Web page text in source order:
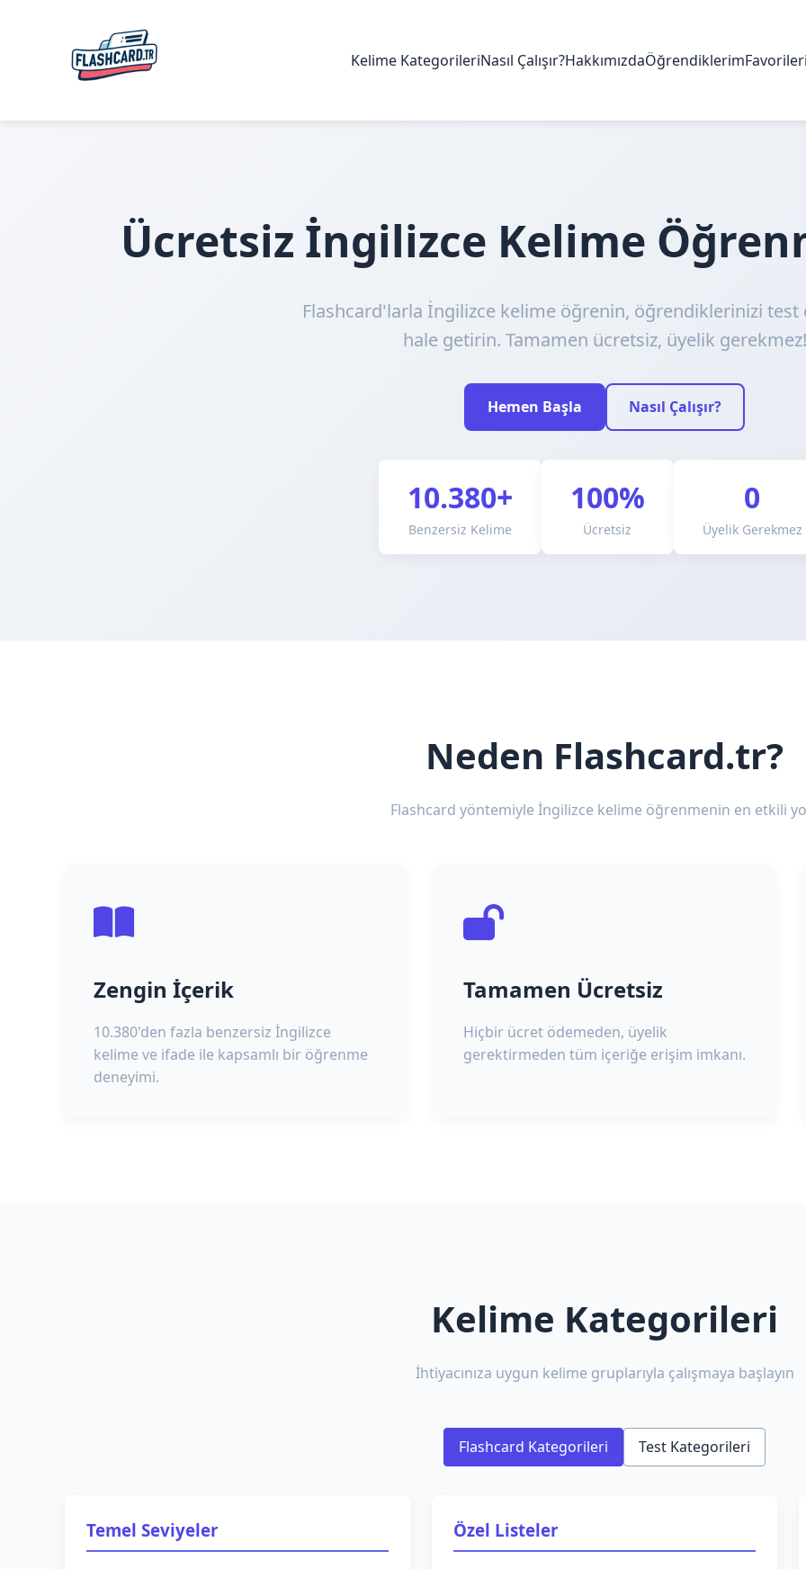
Kelime KategorileriNasıl Çalışır?HakkımızdaÖğrendiklerim
Ücretsiz İngilizce Kelime
Flashcard'larla İngilizce kelime öğrenin, öğrendiklerinizi test
hale getirin. Tamamen ücretsiz, üyelik gerekmez!
Hemen Başla Nasıl Çalışır?
10.380+
Benzersiz Kelime
100%
Ücretsiz
0
Üyelik Gerekmez
Neden Flashcard.tr?
Flashcard yöntemiyle İngilizce kelime öğrenmenin en etkili
Zengin İçerik
10.380'den fazla benzersiz İngilizce
kelime ve ifade ile kapsamlı bir öğrenme
deneyimi.
Tamamen Ücretsiz
Hiçbir ücret ödemeden, üyelik
gerektirmeden tüm içeriğe erişim imkanı.
Kelime Kategorileri
İhtiyacınıza uygun kelime gruplarıyla çalışmaya başlayın
Flashcard Kategorileri Test Kategorileri
Temel Seviyeler Özel Listeler